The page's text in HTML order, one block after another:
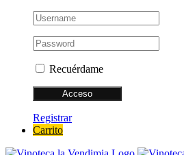
Recuérdame
Registrar
Carrito